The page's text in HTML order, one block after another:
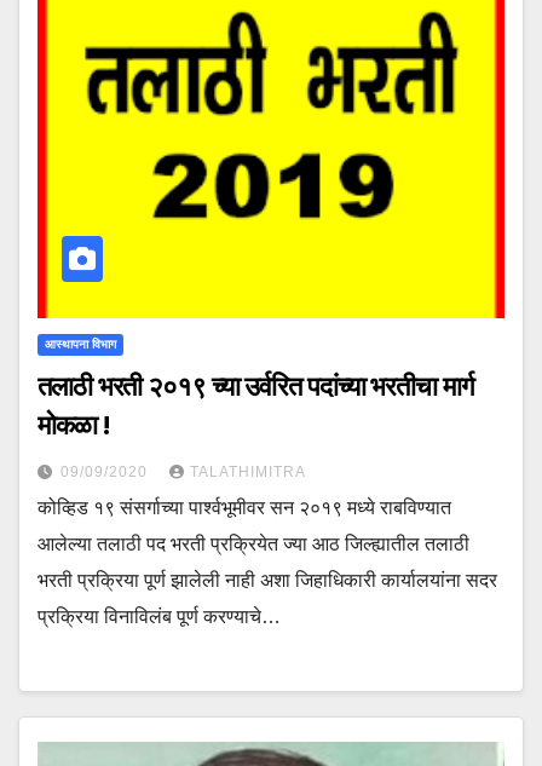
आस्थापना विभाग
तलाठी भरती २०१९ च्या उर्वरित पदांच्या भरतीचा मार्ग
मोकळा !
09/09/2020 TALATHIMITRA
कोव्हिड १९ संसर्गाच्या पार्श्वभूमीवर सन २०१९ मध्ये राबविण्यात
आलेल्या तलाठी पद भरती प्रक्रियेत ज्या आठ जिल्ह्यातील तलाठी
भरती प्रक्रिया पूर्ण झालेली नाही अशा जिहाधिकारी कार्यालयांना सदर
प्रक्रिया विनाविलंब पूर्ण करण्याचे…